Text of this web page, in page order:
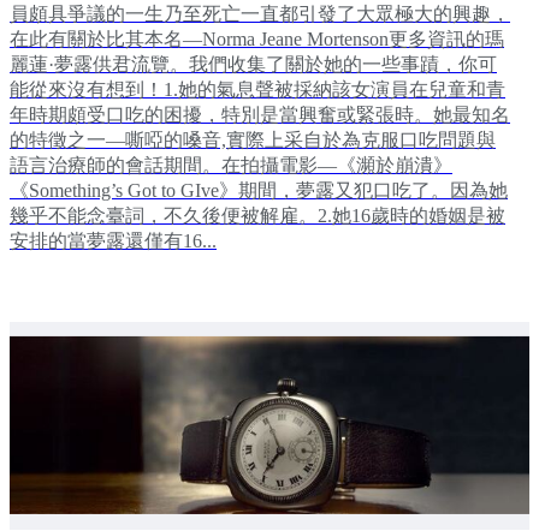
員頗具爭議的一生乃至死亡一直都引發了大眾極大的興趣，
在此有關於比其本名—Norma Jeane Mortenson更多資訊的瑪
麗蓮·夢露供君流覽。我們收集了關於她的一些事蹟，你可
能從來沒有想到！1.她的氣息聲被採納該女演員在兒童和青
年時期頗受口吃的困擾，特別是當興奮或緊張時。她最知名
的特徵之一—嘶啞的嗓音,實際上采自於為克服口吃問題與
語言治療師的會話期間。在拍攝電影—《瀕於崩潰》
《Something’s Got to GIve》期間，夢露又犯口吃了。因為她
幾乎不能念臺詞，不久後便被解雇。2.她16歲時的婚姻是被
安排的當夢露還僅有16...